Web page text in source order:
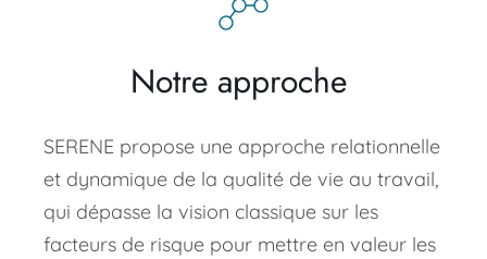
Notre approche
SERENE propose une approche relationnelle
et dynamique de la qualité de vie au travail,
qui dépasse la vision classique sur les
facteurs de risque pour mettre en valeur les